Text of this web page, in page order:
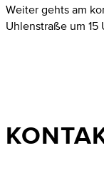
Weiter gehts am
Uhlenstraße um